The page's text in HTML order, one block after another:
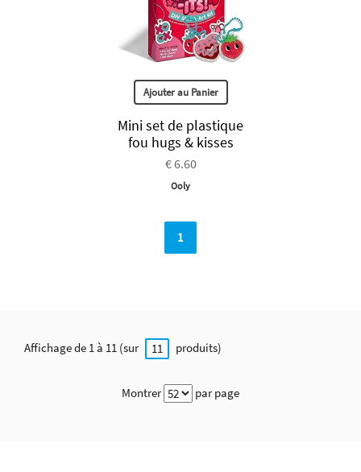
Ajouter au Panier
Mini set de plastique
fou hugs & kisses
€ 6.60
Ooly
1
Affichage de 1 à 11 (sur 11 produits)
Montrer par page